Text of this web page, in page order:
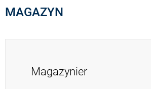
MAGAZYN
Magazynier